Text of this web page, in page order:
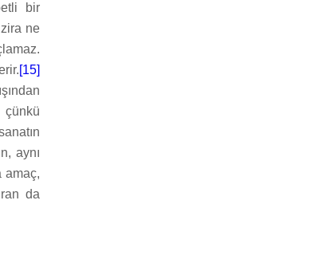
bir
ne
[15]
çünkü
aynı
amaç,
da